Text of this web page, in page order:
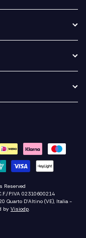
Reserved
P.IVA 02310600214
Quarto D'Altino (VE), Italia -
by Visiodp.